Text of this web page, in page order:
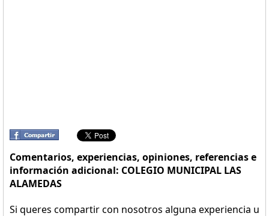
Comentarios, experiencias, opiniones, referencias e
información adicional: COLEGIO MUNICIPAL LAS
ALAMEDAS
Si queres compartir con nosotros alguna experiencia u